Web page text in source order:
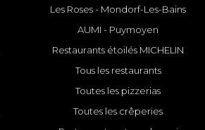
Les Roses - Mondorf-Les-Bains
AUMI - Puymoyen
Restaurants étoilés MICHELIN
Tous les restaurants
Toutes les pizzerias
Toutes les crêperies